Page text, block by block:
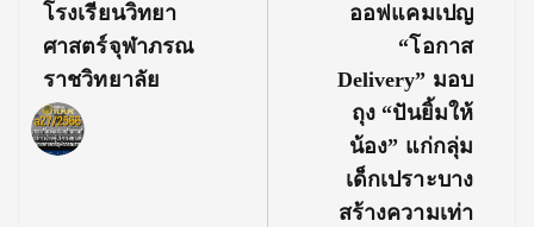
โรงเรียนวิทยา
ศาสตร์จุฬาภรณ
ราชวิทยาลัย
ออฟแคมเปญ
“โอกาส
Delivery” มอบ
ถุง “ปันยิ้มให้
น้อง” แก่กลุ่ม
เด็กเปราะบาง
สร้างความเท่า